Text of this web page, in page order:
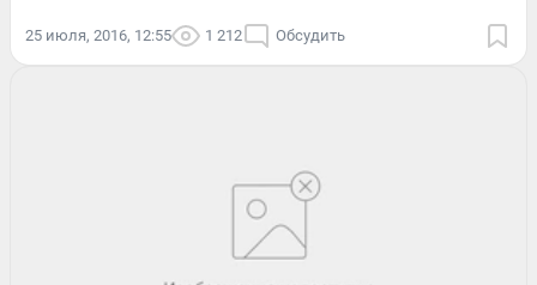
25 июля, 2016, 12:55 1 212 Обсудить